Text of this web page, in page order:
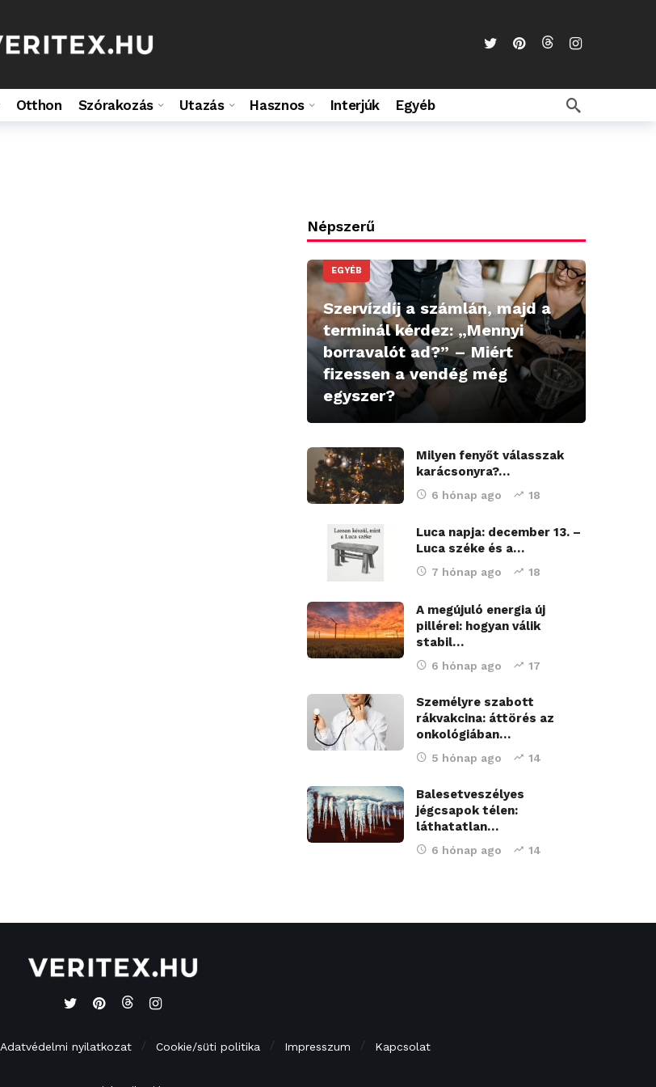
Otthon Szórakozás Utazás Hasznos Interjúk Egyéb
Népszerű
EGYÉB
Szervízdíj a számlán, majd a
terminál kérdez: „Mennyi
borravalót ad?” – Miért
fizessen a vendég még
egyszer?
Milyen fenyőt válasszak
karácsonyra?…
6 hónap ago 18
Luca napja: december 13. –
Luca széke és a…
7 hónap ago 18
A megújuló energia új
pillérei: hogyan válik
stabil…
6 hónap ago 17
Személyre szabott
rákvakcina: áttörés az
onkológiában…
5 hónap ago 14
Balesetveszélyes
jégcsapok télen:
láthatatlan…
6 hónap ago 14
Adatvédelmi nyilatkozat Cookie/süti politika Impresszum Kapcsolat